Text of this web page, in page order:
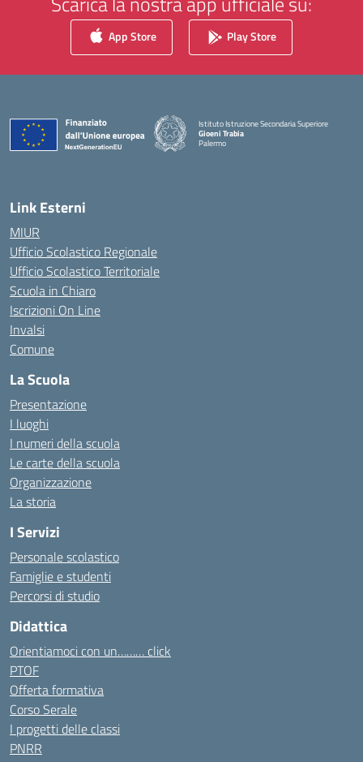
App Store Play Store
Istituto Istruzione Secondaria Superiore
Gioeni Trabia
Palermo
Link Esterni
MIUR
Ufficio Scolastico Regionale
Ufficio Scolastico Territoriale
Scuola in Chiaro
Iscrizioni On Line
Invalsi
Comune
La Scuola
Presentazione
I luoghi
I numeri della scuola
Le carte della scuola
Organizzazione
La storia
I Servizi
Personale scolastico
Famiglie e studenti
Percorsi di studio
Didattica
Orientiamoci con un……… click
PTOF
Offerta formativa
Corso Serale
I progetti delle classi
PNRR